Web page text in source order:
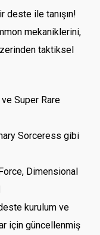
deste ile tanışın!
mekaniklerini,
taktiksel
Super Rare
Sorceress gibi
Dimensional
kurulum ve
için güncellenmiş